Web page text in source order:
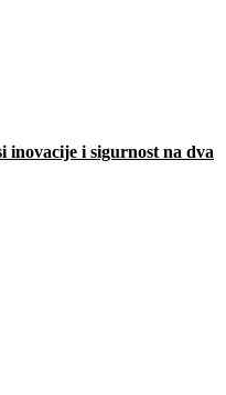
i sigurnost na dva